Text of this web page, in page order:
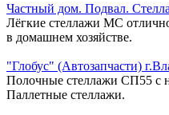
Частный дом. Подвал.
Лёгкие стеллажи МС
в домашнем хозяйстве.
"Глобус" (Автозапчасти)
Полочные стеллажи СП55 с
Паллетные стеллажи.